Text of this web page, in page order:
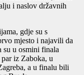
i naslov državnih
gdje su s
mjesto i najavili da
u osmini finala
iz Zaboka, u
a u finalu bili